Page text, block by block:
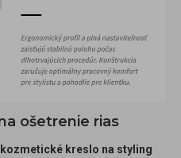
ošetrenie rias
kreslo na styling